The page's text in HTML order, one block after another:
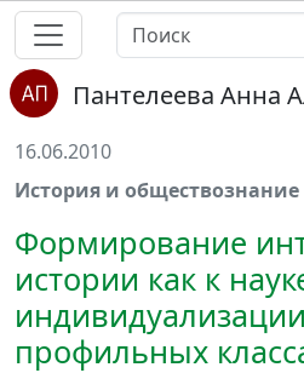
Пантелеева Анна
16.06.2010
История и обществознание
Формирование
истории как к
профильных